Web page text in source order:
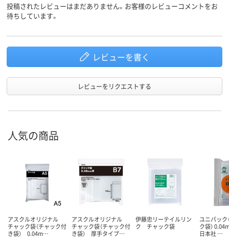
投稿されたレビューはまだありません。お客様のレビューコメントをお
待ちしています。
レビューを書く
レビューをリクエストする
人気の商品
アスクルオリジナル
チャック袋（チャック付
き袋） 0.04m…
アスクルオリジナル
チャック袋（チャック付
き袋） 厚手タイプ…
伊藤忠リーテイルリン
ク チャック袋
ユニパック
ク袋）
日本社 …